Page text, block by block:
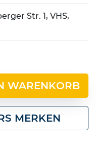
Str. 1, VHS,
WARENKORB
MERKEN